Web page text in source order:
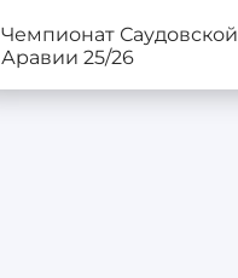
Чемпионат Саудовской
Аравии 25/26